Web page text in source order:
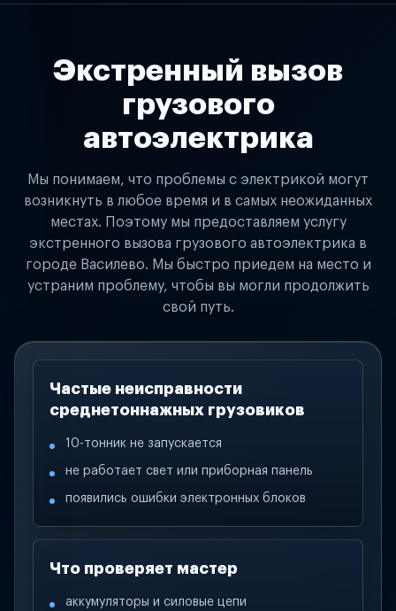
Экстренный вызов
грузового
автоэлектрика
Мы понимаем, что проблемы с электрикой могут
возникнуть в любое время и в самых неожиданных
местах. Поэтому мы предоставляем услугу
экстренного вызова грузового автоэлектрика в
городе Василево. Мы быстро приедем на место и
устраним проблему, чтобы вы могли продолжить
свой путь.
Частые неисправности
среднетоннажных грузовиков
10-тонник не запускается
не работает свет или приборная панель
появились ошибки электронных блоков
Что проверяет мастер
аккумуляторы и силовые цепи